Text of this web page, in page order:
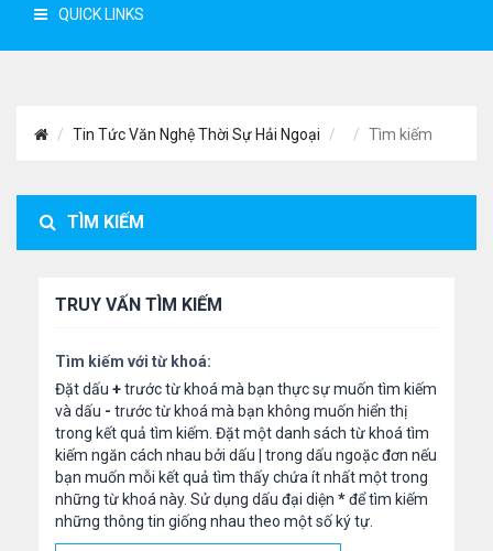
QUICK LINKS
Tin Tức Văn Nghệ Thời Sự Hải Ngoại Tìm kiếm
TÌM KIẾM
TRUY VẤN TÌM KIẾM
Tìm kiếm với từ khoá:
Đặt dấu +trước từ khoá mà bạn thực sự muốn tìm kiếm
và dấu - trước từ khoá mà bạn không muốn hiển thị
trong kết quả tìm kiếm. Đặt một danh sách từ khoá tìm
kiếm ngăn cách nhau bởi dấu
trong dấu ngoặc đơn nếu
bạn muốn mỗi kết quả tìm thấy chứa ít nhất một trong
những từ khoá này. Sử dụng dấu đại diện *để tìm kiếm
những thông tin giống nhau theo một số ký tự.